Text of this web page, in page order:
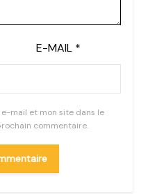
E-MAIL *
mail et mon site dans le
commentaire.